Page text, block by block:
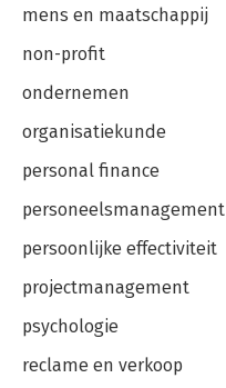
mens en maatschappij
non-profit
ondernemen
organisatiekunde
personal finance
personeelsmanagement
persoonlijke effectiviteit
projectmanagement
psychologie
reclame en verkoop